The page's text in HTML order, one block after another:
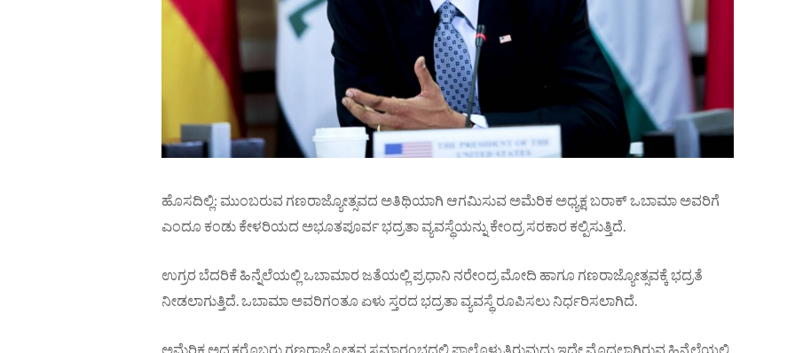
ಹೊಸದಿಲ್ಲಿ: ಮುಂಬರುವ ಗಣರಾಜ್ಯೋತ್ಸವದ ಅತಿಥಿಯಾಗಿ ಆಗಮಿಸುವ ಅಮೆರಿಕ ಅಧ್ಯಕ್ಷ ಬರಾಕ್ ಒಬಾಮಾ ಅವರಿಗೆ
ಎಂದೂ ಕಂಡು ಕೇಳರಿಯದ ಅಭೂತಪೂರ್ವ ಭದ್ರತಾ ವ್ಯವಸ್ಥೆಯನ್ನು ಕೇಂದ್ರ ಸರಕಾರ ಕಲ್ಪಿಸುತ್ತಿದೆ.
ಉಗ್ರರ ಬೆದರಿಕೆ ಹಿನ್ನೆಲೆಯಲ್ಲಿ ಒಬಾಮಾರ ಜತೆಯಲ್ಲಿ ಪ್ರಧಾನಿ ನರೇಂದ್ರ ಮೋದಿ ಹಾಗೂ ಗಣರಾಜ್ಯೋತ್ಸವಕ್ಕೆ ಭದ್ರತೆ
ನೀಡಲಾಗುತ್ತಿದೆ. ಒಬಾಮಾ ಅವರಿಗಂತೂ ಏಳು ಸ್ತರದ ಭದ್ರತಾ ವ್ಯವಸ್ಥೆ ರೂಪಿಸಲು ನಿರ್ಧರಿಸಲಾಗಿದೆ.
ಅಮೆರಿಕ ಅಧ್ಯಕ್ಷರೊಬ್ಬರು ಗಣರಾಜ್ಯೋತ್ಸವ ಸಮಾರಂಭದಲ್ಲಿ ಪಾಲ್ಗೊಳ್ಳುತ್ತಿರುವುದು ಇದೇ ಮೊದಲಾಗಿರುವ ಹಿನ್ನೆಲೆಯಲ್ಲಿ